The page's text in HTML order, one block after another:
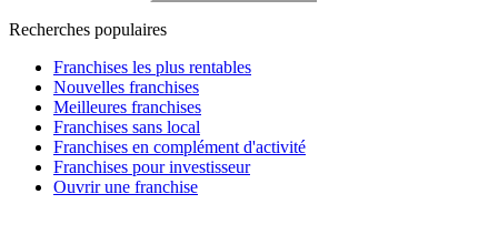
Recherches populaires
Franchises les plus rentables
Nouvelles franchises
Meilleures franchises
Franchises sans local
Franchises en complément d'activité
Franchises pour investisseur
Ouvrir une franchise